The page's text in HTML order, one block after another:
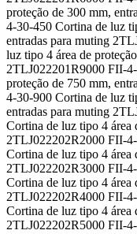
proteção de 300 mm,
4-30-450 Cortina de luz
entradas para muting
luz tipo 4 área de
2TLJ022201R9000 FII-
proteção de 750 mm,
4-30-900 Cortina de luz
entradas para muting
Cortina de luz tipo 4 área
2TLJ022202R2000 FII-
Cortina de luz tipo 4 área
2TLJ022202R3000 FII-
Cortina de luz tipo 4 área
2TLJ022202R4000 FII-
Cortina de luz tipo 4 área
2TLJ022202R5000 FII-